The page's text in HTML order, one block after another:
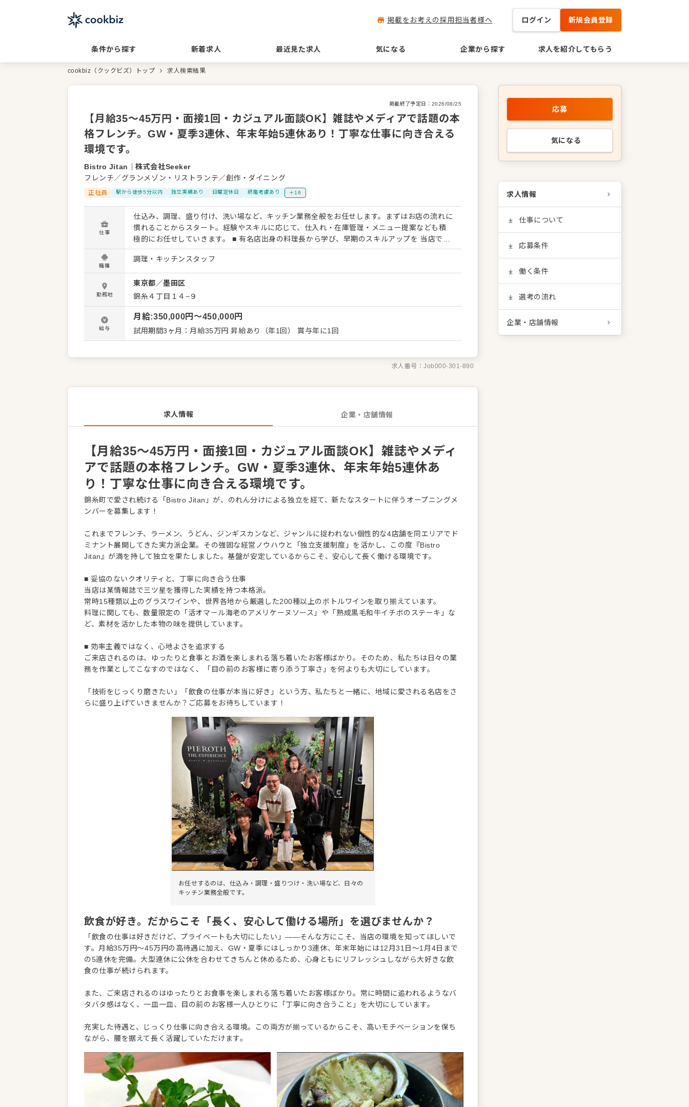
掲載をお考えの採用担当者様へ ログイン 新規会員登録
条件から探す 新着求人 最近見た求人 気になる 企業から探す 求人を紹介してもらう
cookbiz（クックビズ）トップ 求人検索結果
掲載終了予定日： 2026/08/25
【月給35〜45万円・面接1回・カジュアル面談OK】雑誌やメディアで話題の本
格フレンチ。GW・夏季3連休、年末年始5連休あり！丁寧な仕事に向き合える
環境です。
Bistro Jitan ｜株式会社Seeker
フレンチ／グランメゾン・リストランテ／創作・ダイニング
正社員 駅から徒歩5分以内 独立実績あり 日曜定休日 終電考慮あり ＋16
仕事
仕込み、調理、盛り付け、洗い場など、キッチン業務全般をお任せします。まずはお店の流れに
慣れることからスタート。経験やスキルに応じて、仕入れ・在庫管理・メニュー提案なども積
極的にお任せしていきます。 ■ 有名店出身の料理長から学び、早期のスキルアップを 当店では
「1つの持ち場で何年も修業する」という古い慣習はありません。元有名レストランで経験を積
んだ料理長のもと、少数精鋭で複数のポジションを担当。そのため、調理の基礎から応用まで
幅広い技術をスピーディーに習得できます。 ■ 料理を「作業」ではなく「表現」に 旬の素材を
最大限に引き出すのが当店のスタイル。「その日ならではのおいしさをどう届けるか」を常に
考えるため、日々クリエイティブな楽しさを実感できます。流れ作業ではない、丁寧で創造的
な調理に向き合いたい方に最適な環境です。 ■ ワインと料理のペアリングを極める 当店に在籍
するソムリエ厳選のワインが常時豊富に揃う当店では、料理とお酒の相性をとても大切にして
います。 「ワインに合うメニューを考えたい」「ペアリングの知識を深めたい」という方に
は、これ以上ない学びの場。 確かな技術を身につけ、料理人としてワンランク上のステップへ
職種
調理・キッチンスタッフ
勤務地
東京都／墨田区
錦糸４丁目１４−９
給与
月給:350,000円〜450,000円
試用期間3ヶ月：月給35万円 昇給あり（年1回） 賞与年に1回
求人番号：Job000-301-890
求人情報 企業・店舗情報
【月給35〜45万円・面接1回・カジュアル面談OK】雑誌やメディ
アで話題の本格フレンチ。GW・夏季3連休、年末年始5連休あ
り！丁寧な仕事に向き合える環境です。
錦糸町で愛され続ける「Bistro Jitan」が、のれん分けによる独立を経て、新たなスタートに伴うオープニングメ
ンバーを募集します！
これまでフレンチ、ラーメン、うどん、ジンギスカンなど、ジャンルに捉われない個性的な4店舗を同エリアでド
ミナント展開してきた実力派企業。その強固な経営ノウハウと「独立支援制度」を活かし、この度『Bistro
Jitan』が満を持して独立を果たしました。基盤が安定しているからこそ、安心して長く働ける環境です。
■ 妥協のないクオリティと、丁寧に向き合う仕事
当店は某情報誌で三ツ星を獲得した実績を持つ本格派。
常時15種類以上のグラスワインや、世界各地から厳選した200種以上のボトルワインを取り揃えています。
料理に関しても、数量限定の「活オマール海老のアメリケーヌソース」や「熟成黒毛和牛イチボのステーキ」な
ど、素材を活かした本物の味を提供しています。
■ 効率主義ではなく、心地よさを追求する
ご来店されるのは、ゆったりと食事とお酒を楽しまれる落ち着いたお客様ばかり。そのため、私たちは日々の業
務を作業としてこなすのではなく、「目の前のお客様に寄り添う丁寧さ」を何よりも大切にしています。
「技術をじっくり磨きたい」「飲食の仕事が本当に好き」という方、私たちと一緒に、地域に愛される名店をさ
らに盛り上げていきませんか？ご応募をお待ちしています！
お任せするのは、仕込み・調理・盛りつけ・洗い場など、日々の
キッチン業務全般です。
飲食が好き。だからこそ「長く、安心して働ける場所」を選びませんか？
「飲食の仕事は好きだけど、プライベートも大切にしたい」――そんな方にこそ、当店の環境を知ってほしいで
す。月給35万円〜45万円の高待遇に加え、GW・夏季にはしっかり3連休、年末年始には12月31日〜1月4日まで
の5連休を完備。大型連休に公休を合わせてきちんと休めるため、心身ともにリフレッシュしながら大好きな飲
食の仕事が続けられます。
また、ご来店されるのはゆったりとお食事を楽しまれる落ち着いたお客様ばかり。常に時間に追われるようなバ
タバタ感はなく、一皿一皿、目の前のお客様一人ひとりに「丁寧に向き合うこと」を大切にしています。
充実した待遇と、じっくり仕事に向き合える環境。この両方が揃っているからこそ、高いモチベーションを保ち
ながら、腰を据えて長く活躍していただけます。
応募
気になる
求人情報
仕事について
応募条件
働く条件
選考の流れ
企業・店舗情報